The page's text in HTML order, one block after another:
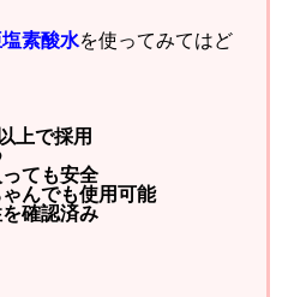
素酸水を使ってみてはど
上で採用
ても安全
んでも使用可能
確認済み